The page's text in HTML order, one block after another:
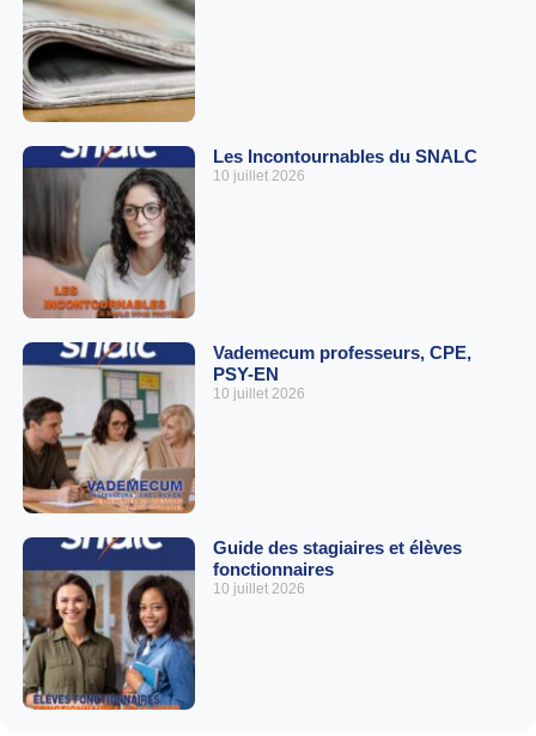
Les Incontournables du SNALC
10 juillet 2026
Vademecum professeurs, CPE,
PSY-EN
10 juillet 2026
Guide des stagiaires et élèves
fonctionnaires
10 juillet 2026